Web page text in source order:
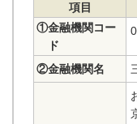
項目
①金融機関コー
ド
②金融機関名